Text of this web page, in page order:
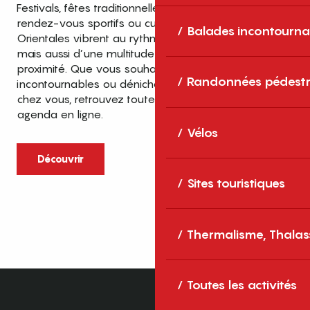
Balades
Randonnées
Vélos
Sites touristiques
Thermalisme,
Toutes les activités
Festivals, fêtes traditionnelles, concerts, expositions,
rendez-vous sportifs ou culturels… les Pyrénées-
Orientales vibrent au rythme de grands temps forts
mais aussi d’une multitude d’événements de
proximité. Que vous souhaitiez vivre les
incontournables ou dénicher des sorties près de
chez vous, retrouvez toutes les infos dans notre
agenda en ligne.
Découvrir
Top des événements et sorties
en famille
cet été dans les Pyrénées-Orientales
Entre mer Méditerranée, villages de
caractère et grands espaces naturels, les
Pyrénées-Orientales sont une destination
idéale pour partager des moments en
famille tout au long...